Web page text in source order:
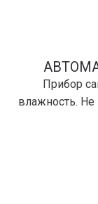
Прибор
влажность. Не